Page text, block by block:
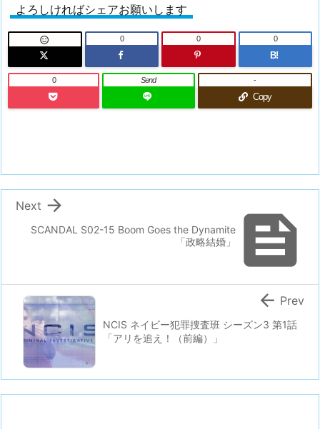
よろしければシェアお願いします
 0 0
B!
0
0 Send
Copy
-

SCANDAL S02-15 Boom Goes the Dynamite
「政略結婚」

Next
NCIS ネイビー犯罪捜査班 シーズン3 第1話
「アリを追え！（前編）」
 Prev